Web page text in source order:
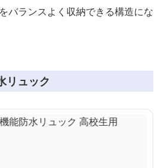
バランスよく収納できる構造にな
リュック